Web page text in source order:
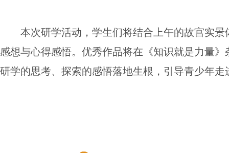
本次研学活动，学生们将结合上午的故宫实
感想与心得感悟。优秀作品将在《知识就是力量
研学的思考、探索的感悟落地生根，引导青少年